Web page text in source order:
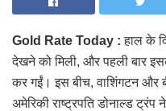
Gold Rate Today :हाल के
देखने को मिली, और पहली बार
कर गईं। इस बीच, वाशिंगटन और
अमेरिकी राष्ट्रपति डोनाल्ड ट्रंप